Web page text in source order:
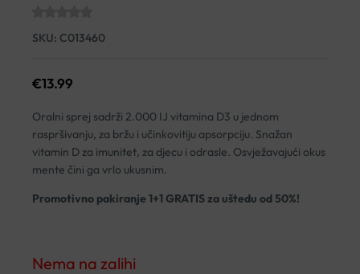
SKU: C013460
€13.99
Oralni sprej sadrži 2.000 IJ vitamina D3 u jednom
raspršivanju, za bržu i učinkovitiju apsorpciju. Snažan
vitamin D za imunitet, za djecu i odrasle. Osvježavajući okus
mente čini ga vrlo ukusnim.
Promotivno pakiranje 1+1 GRATIS za uštedu od 50%!
Nema na zalihi